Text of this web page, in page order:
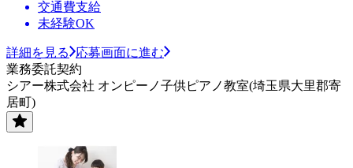
交通費支給
未経験OK
詳細を見る
応募画面に進む
業務委託契約
シアー株式会社 オンピーノ子供ピアノ教室(埼玉県大里郡寄
居町)